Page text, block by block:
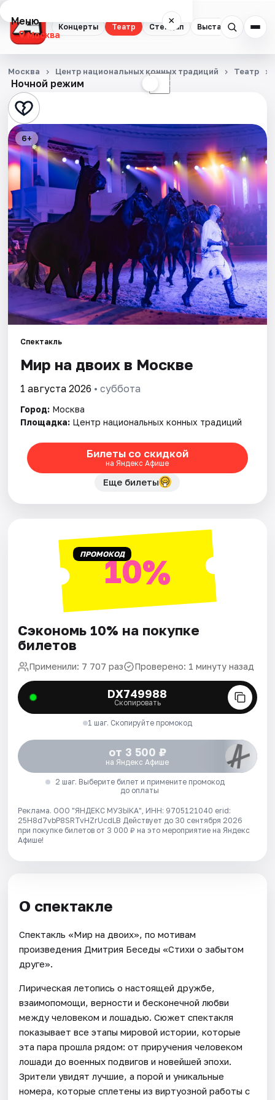
Концерты Театр Стендап Выставки
Меню ×
Москва
Концерты
Театр
Стендап
Выставки
Квесты
Экскурсии
Спорт
События
Города
Артисты
Рейтинги
Ночной режим ☾
Москва Центр национальных конных традиций Театр
6+
Спектакль
Мир на двоих в Москве
1 августа 2026 • суббота
Город: Москва
Площадка: Центр национальных конных традиций
Билеты со скидкой
на Яндекс Афише
Еще билеты
ПРОМОКОД10%
Сэкономь 10% на покупке
билетов
Применили: 7 707 раз Проверено: 1 минуту назад
DX749988
Скопировать
1 шаг. Скопируйте промокод
от 3 500 ₽
на Яндекс Афише
2 шаг. Выберите билет и примените промокод
до оплаты
Реклама. ООО "ЯНДЕКС МУЗЫКА", ИНН: 9705121040 erid:
25H8d7vbP8SRTvHZrUcdLB Действует до 30 сентября 2026
при покупке билетов от 3 000 ₽ на это мероприятие на Яндекс
Афише!
О спектакле
Спектакль «Мир на двоих», по мотивам
произведения Дмитрия Беседы «Стихи о забытом
друге».
Лирическая летопись о настоящей дружбе,
взаимопомощи, верности и бесконечной любви
между человеком и лошадью. Сюжет спектакля
показывает все этапы мировой истории, которые
эта пара прошла рядом: от приручения человеком
лошади до военных подвигов и новейшей эпохи.
Зрители увидят лучшие, а порой и уникальные
номера, которые сплетены из виртуозной работы с